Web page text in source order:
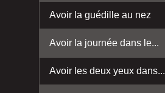
Avoir la guédille au nez
Avoir la journée dans le...
Avoir les deux yeux dans...